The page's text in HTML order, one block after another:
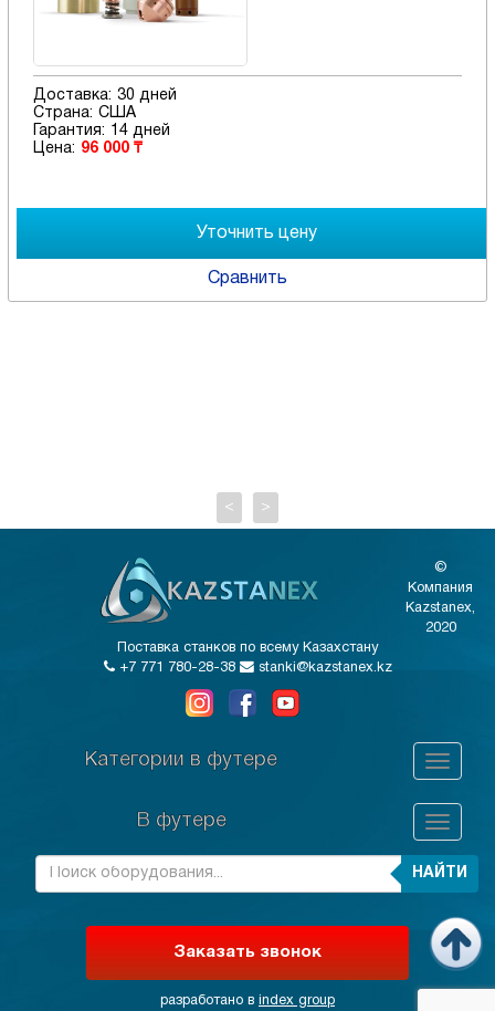
Доставка: 30 дней
Страна: США
Гарантия:
14 дней
Цена: 96 000 ₸
Сравнить
< >
©
Компания
Kazstanex,
2020
Поставка станков по всему Казахстану
+7 771 780-28-38
stanki@kazstanex.kz
Категории в футере
В футере
НАЙТИ
Заказать звонок
разработано в index group